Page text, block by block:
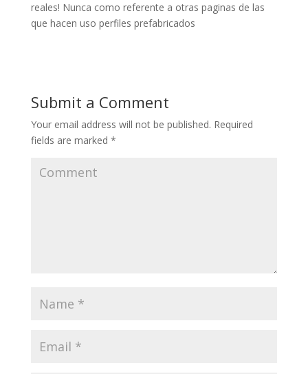
reales! Nunca como referente a otras paginas de las
que hacen uso perfiles prefabricados
Submit a Comment
Your email address will not be published. Required
fields are marked *